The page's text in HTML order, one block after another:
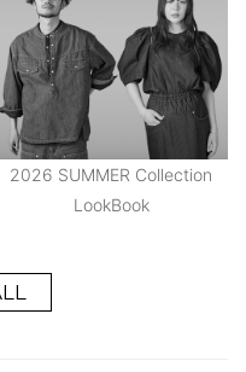
2026 SUMMER Collection
LookBook